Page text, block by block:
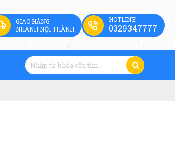
GIAO HÀNG
NHANH NỘI THÀNH
HOTLINE
0329347777